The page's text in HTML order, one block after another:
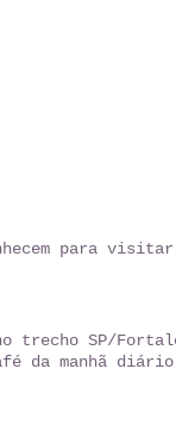
para
trecho SP/
da manhã